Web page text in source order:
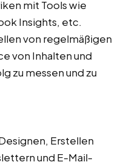
mit Tools wie
Insights, etc.
von regelmäßigen
von Inhalten und
zu messen und zu
Erstellen
und E-Mail-